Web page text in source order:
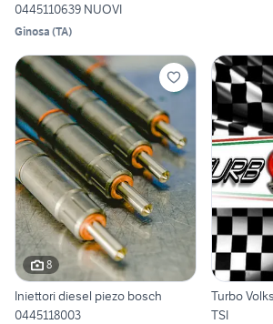
0445110639 NUOVI
Ginosa (TA)
8
Iniettori diesel piezo bosch
0445118003
Turbo
TSI